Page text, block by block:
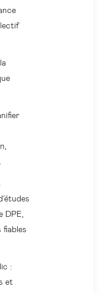
DPE,
fiables
:
et